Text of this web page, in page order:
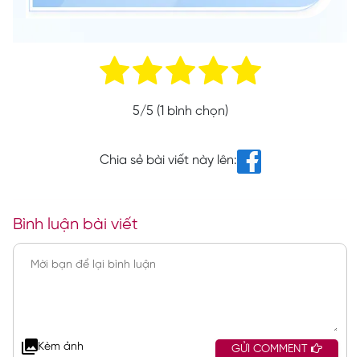
5/5 (1 bình chọn)
Chia sẻ bài viết này lên:
Bình luận bài viết
Kèm ảnh GỬI COMMENT